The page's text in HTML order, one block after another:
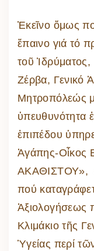
Ἐκεῖνο ὅμως
ἔπαινο γιά τό
τοῦ
Ζέρβα, Γενικό
Μητροπόλεώς
ὑπευθυνότητα
ἐπιπέδου
Ἀγάπης-Οἶκος
ΑΚΑΘΙΣΤΟΥ»,
πού
Ἀξιολογήσεως
Κλιμάκιο τῆς
Ὑγείας περί